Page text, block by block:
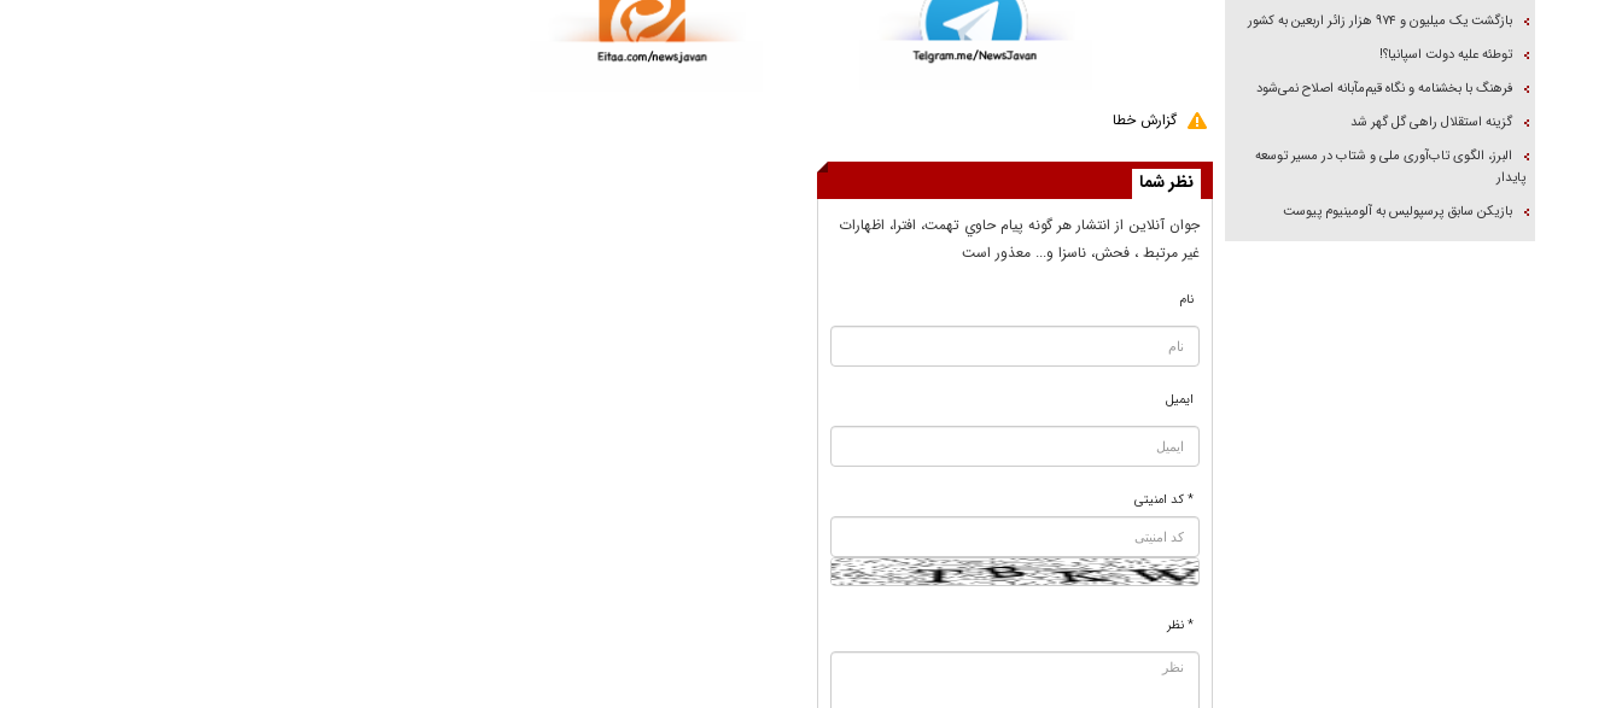
گزارش خطا
نظر شما
جوان آنلاين از انتشار هر گونه پيام حاوي تهمت، افترا، اظهارات
غير مرتبط ، فحش، ناسزا و... معذور است
نام
ایمیل
* کد امنیتی
* نظر
بازگشت یک میلیون و ۹۷۴ هزار زائر اربعین به کشور
توطئه علیه دولت اسپانیا؟!
فرهنگ با بخشنامه و نگاه قیم‌مآبانه اصلاح نمی‌شود
گزینه استقلال راهی گل گهر شد
البرز، الگوی تاب‌آوری ملی و شتاب در مسیر توسعه
پایدار
بازیکن سابق پرسپولیس به آلومینیوم پیوست